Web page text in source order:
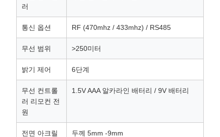
러
통신 옵션 RF (470mhz / 433mhz) / RS485
무선 범위 >250미터
밝기 제어 6단계
무선 컨트롤
러 리모컨 전
원
1.5V AAA 알카라인 배터리 / 9V 배터리
전면 아크릴 두께 5mm -9mm